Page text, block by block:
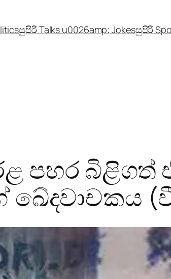
සුපිරි Talks u0026amp; Jokesසුපිරි
පහර බිළිගත්
ඛේදවාචකය